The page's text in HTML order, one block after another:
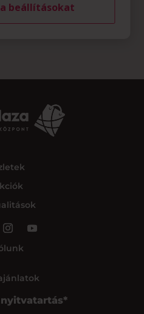
beállításokat